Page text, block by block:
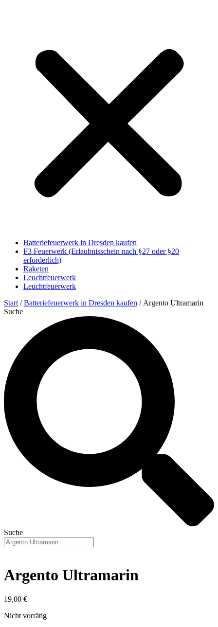
Batteriefeuerwerk in Dresden kaufen
F3 Feuerwerk (Erlaubnisschein nach §27 oder §20
erforderlich)
Raketen
Leuchtfeuerwerk
Leuchtfeuerwerk
Start /Batteriefeuerwerk in Dresden kaufen / Argento Ultramarin
Suche
Suche
Argento Ultramarin
19,00 €
Nicht vorrätig